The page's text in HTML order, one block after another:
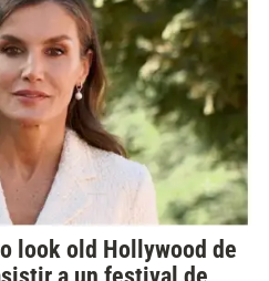
look old Hollywood de